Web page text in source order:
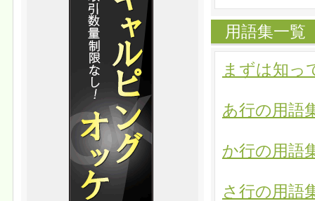
用語集一覧
まずは知っ
あ行の用語
か行の用語
さ行の用語